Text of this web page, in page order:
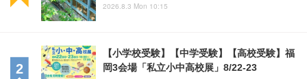
2026.8.3 Mon 10:15
【小学校受験】【中学受験】【高校受験】福
岡3会場「私立小中高校展」8/22-23